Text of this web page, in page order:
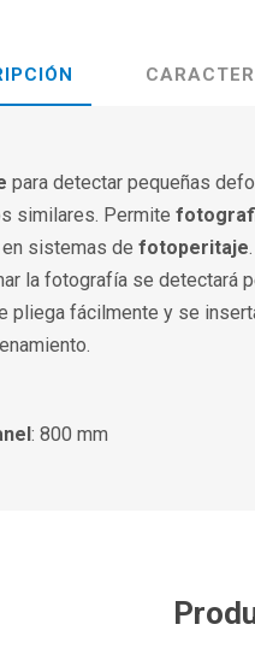
para detectar pequeñas
similares. Permite
sistemas defotoperitaje
la fotografía se detectará
pliega fácilmente y se
: 800 mm